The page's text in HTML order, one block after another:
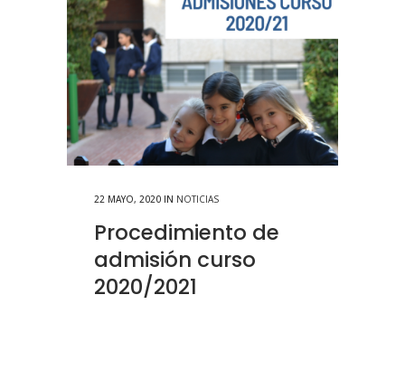
22 MAYO, 2020 IN NOTICIAS
Procedimiento de
admisión curso
2020/2021